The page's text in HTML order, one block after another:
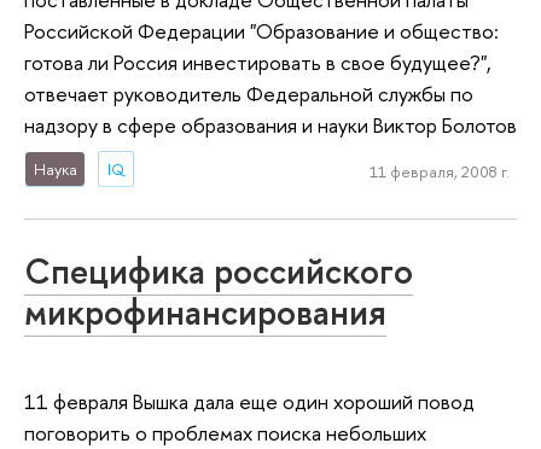
Российской Федерации "Образование и общество:
готова ли Россия инвестировать в свое будущее?",
отвечает руководитель Федеральной службы по
надзору в сфере образования и науки Виктор Болотов
Наука IQ 11 февраля, 2008 г.
Специфика российского
микрофинансирования
11 февраля Вышка дала еще один хороший повод
поговорить о проблемах поиска небольших